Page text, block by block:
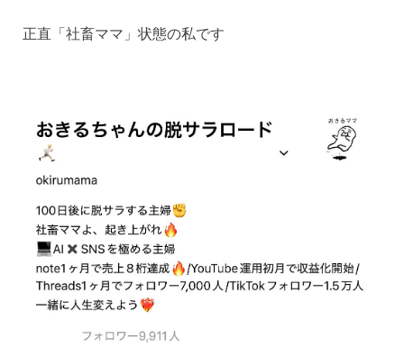
正直「社畜ママ」状態の私です